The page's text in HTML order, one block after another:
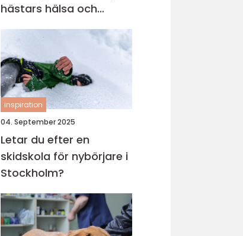
hästars hälsa och
välbefinnande
inspiration
04. September 2025
Letar du efter en
skidskola för nybörjare i
Stockholm?